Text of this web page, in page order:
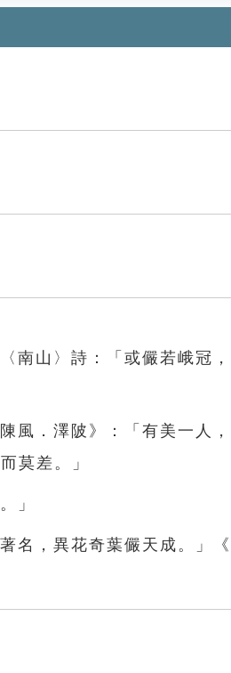
南山〉詩：「或儼若峨冠
風．澤陂》：「有美一人
莫差。」
」
名，異花奇葉儼天成。」